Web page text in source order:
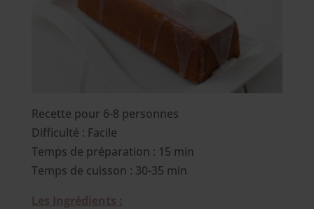
Recette pour 6-8 personnes
Difficulté : Facile
Temps de préparation : 15 min
Temps de cuisson : 30-35 min
Les Ingrédients :